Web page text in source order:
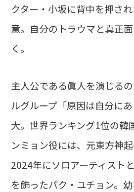
クター・小坂に背中を押さ
意。自分のトラウマと真正
く。
主人公である眞人を演じる
ルグループ「原因は自分に
大。世界ランキング1位の韓
ンミョン役には、元東方神
2024年にソロアーティスト
を飾ったパク・ユチョン。